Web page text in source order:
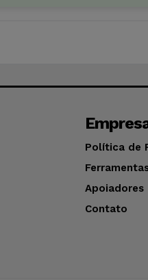
Política de
Apoiadores
Contato